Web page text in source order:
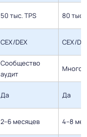
50 тыс. TPS 80 тыс.
CEX/DEX CEX/
Сообщество
аудит
Да Да
2–6 месяцев 4–8